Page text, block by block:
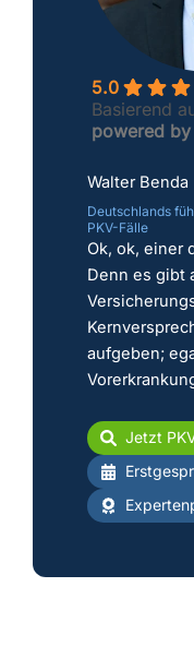
5.0
Basierend
powered by
Walter Benda
Deutschlands
PKV-Fälle
Ok, ok, einer
Denn es gibt
aufgeben;
Jetzt